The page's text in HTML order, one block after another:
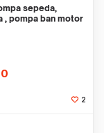
sepeda,
, pompa ban motor
2